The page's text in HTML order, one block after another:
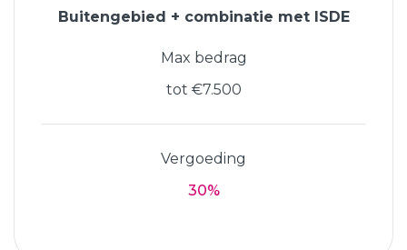
Buitengebied + combinatie met ISDE
Max bedrag
tot €7.500
Vergoeding
30%